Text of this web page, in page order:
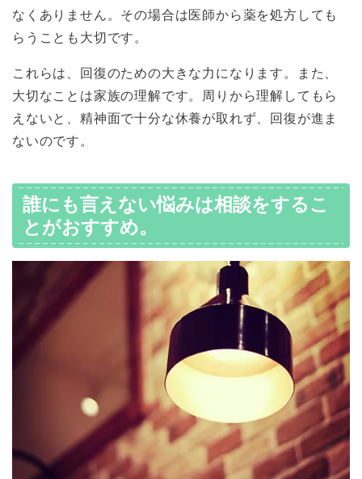
なくありません。その場合は医師から薬を処方しても
らうことも大切です。
これらは、回復のための大きな力になります。また、
大切なことは家族の理解です。周りから理解してもら
えないと、精神面で十分な休養が取れず、回復が進ま
ないのです。
誰にも言えない悩みは相談をするこ
とがおすすめ。